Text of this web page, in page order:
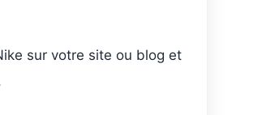
sur votre site ou blog et